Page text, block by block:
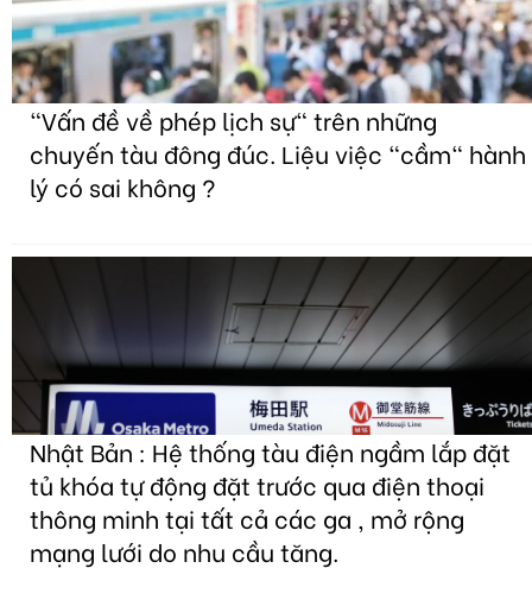
"Vấn đề về phép lịch sự" trên những
chuyến tàu đông đúc. Liệu việc "cầm" hành
lý có sai không ?
Nhật Bản : Hệ thống tàu điện ngầm lắp đặt
tủ khóa tự động đặt trước qua điện thoại
thông minh tại tất cả các ga , mở rộng
mạng lưới do nhu cầu tăng.